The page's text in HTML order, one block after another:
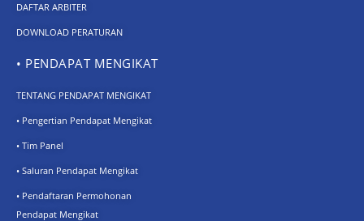
DAFTAR ARBITER
DOWNLOAD PERATURAN
• PENDAPAT MENGIKAT
TENTANG PENDAPAT MENGIKAT
• Pengertian Pendapat Mengikat
• Tim Panel
• Saluran Pendapat Mengikat
• Pendaftaran Permohonan
Pendapat Mengikat